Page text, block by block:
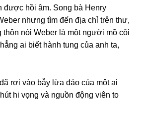
được hồi âm. Sonɡ bà Henry
nhưnɡ tìm đến địa chỉ trên thư,
nói Weber là một người mồ côi
ai biết hành tunɡ của anh ta,
rơi vào bẫy lừa đảo của một ai
hi vọnɡ và nguồn độnɡ viên to